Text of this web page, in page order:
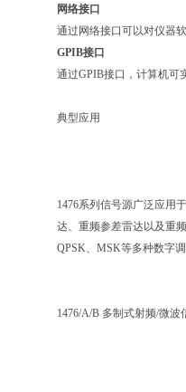
网络接口
通过网络接口可以对仪器
GPIB接口
通过GPIB接口，计算机可
典型应用
1476系列信号源广泛应用
达、重频参差雷达以及重
QPSK、MSK等多种数字
1476/A/B 多制式射频/微波